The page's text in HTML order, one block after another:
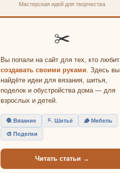
Мастерская идей для творчества
✂️
Вы попали на сайт для тех, кто любит
создавать своими руками. Здесь вы
найдёте идеи для вязания, шитья,
поделок и обустройства дома — для
взрослых и детей.
🧶 Вязание 🪡 Шитьё 🪵 Мебель
🎨 Поделки
Читать статьи →